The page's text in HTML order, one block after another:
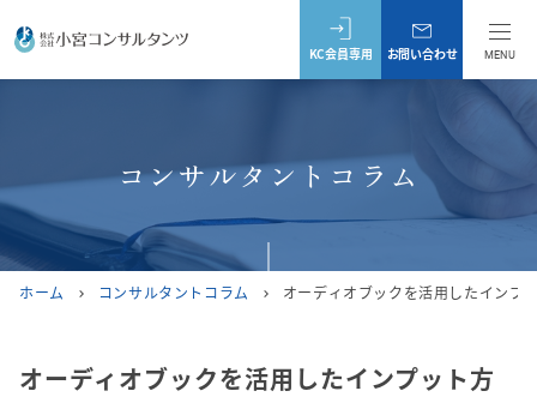
MENU
KC会員専用 お問い合わせ
コンサルタントコラム
ホーム chevron_right コンサルタントコラム chevron_right オーディオブックを活用したインプ
オーディオブックを活用したインプット方